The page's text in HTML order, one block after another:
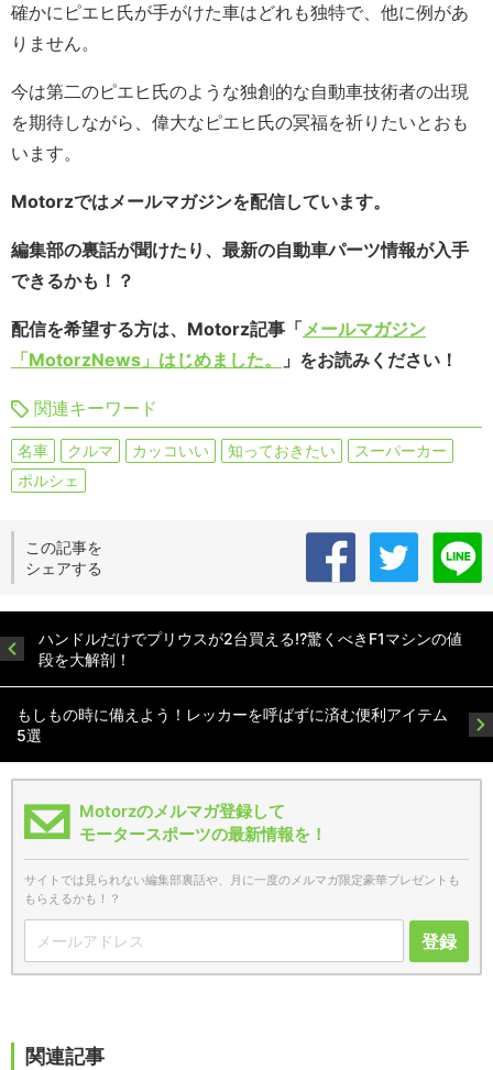
確かにピエヒ氏が手がけた車はどれも独特で、他に例があ
りません。
今は第二のピエヒ氏のような独創的な自動車技術者の出現
を期待しながら、偉大なピエヒ氏の冥福を祈りたいとおも
います。
Motorzではメールマガジンを配信しています。
編集部の裏話が聞けたり、最新の自動車パーツ情報が入手
できるかも！？
配信を希望する方は、Motorz記事「メールマガジン
「MotorzNews」はじめました。
」をお読みください！
関連キーワード
名車 クルマ カッコいい 知っておきたい
スーパーカー
ポルシェ
この記事を
シェアする
ハンドルだけでプリウスが2台買える!?驚くべきF1マシンの値
段を大解剖！
もしもの時に備えよう！レッカーを呼ばずに済む便利アイテム
5選
Motorzのメルマガ登録して
モータースポーツの最新情報を！
サイトでは見られない編集部裏話や、月に一度のメルマガ限定豪華プレゼントも
もらえるかも！？
登録
関連記事